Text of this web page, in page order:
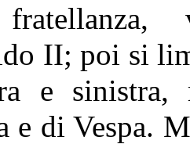
II; poi si
e sinistra,
e di Vespa.